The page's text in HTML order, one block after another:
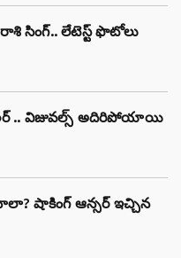
సింగ్.. లేటెస్ట్ ఫొటోలు
.. విజువల్స్ అదిరిపోయాయి
షాకింగ్ ఆన్సర్ ఇచ్చిన